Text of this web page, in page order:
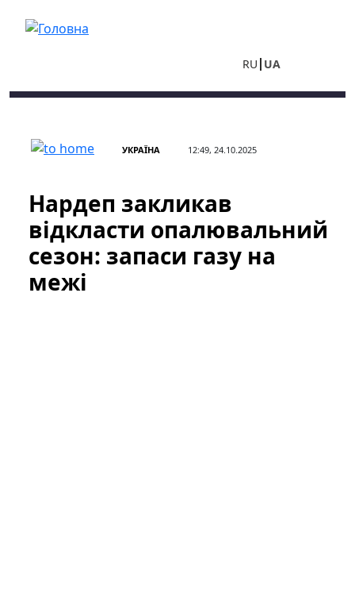
RU UA
УКРАЇНА 12:49, 24.10.2025
Нардеп закликав
відкласти опалювальний
сезон: запаси газу на
межі